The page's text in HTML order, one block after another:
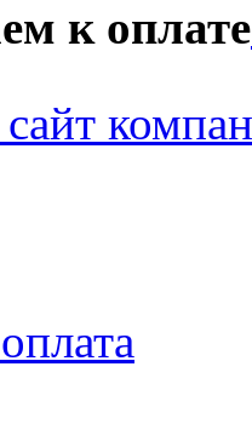
к оплате